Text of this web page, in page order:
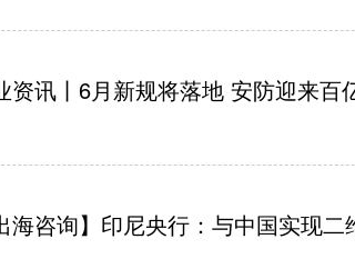
资讯丨6月新规将落地 安防迎来
海咨询】印尼央行：与中国实现